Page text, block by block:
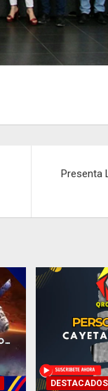
Presenta
DESTACADOS